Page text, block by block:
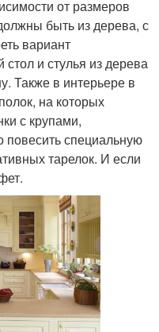
от размеров
быть из дерева, с
вариант
и стулья из дерева
Также в интерьере в
на которых
с крупами,
специальную
тарелок. И если